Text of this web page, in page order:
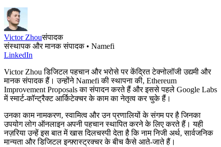
Victor Zhouसंपादक
संस्थापक और मानक संपादक • Namefi
LinkedIn
Victor Zhou डिजिटल पहचान और भरोसे पर केंद्रित टेक्नोलॉजी उद्यमी और
मानक संपादक हैं। उन्होंने Namefi की स्थापना की, Ethereum
Improvement Proposals का संपादन करते हैं और इससे पहले Google Labs
में स्मार्ट-कॉन्ट्रैक्ट आर्किटेक्चर के काम का नेतृत्व कर चुके हैं।
उनका काम नामकरण, स्वामित्व और उन प्रणालियों के संगम पर है जिनका
उपयोग लोग ऑनलाइन अपनी पहचान स्थापित करने के लिए करते हैं। यही
नज़रिया उन्हें इस बात में खास दिलचस्पी देता है कि नाम निजी अर्थ, सार्वजनिक
मान्यता और डिजिटल इन्फ़्रास्ट्रक्चर के बीच कैसे आते-जाते हैं।